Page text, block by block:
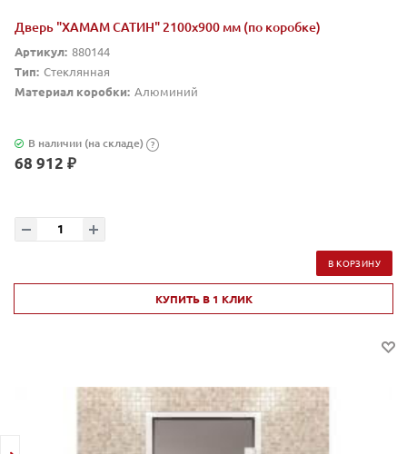
Дверь "ХАМАМ САТИН" 2100х900 мм (по коробке)
Артикул: 880144
Тип: Стеклянная
Материал коробки: Алюминий
В наличии (на складе) ?
68 912 ₽
В КОРЗИНУ
КУПИТЬ В 1 КЛИК